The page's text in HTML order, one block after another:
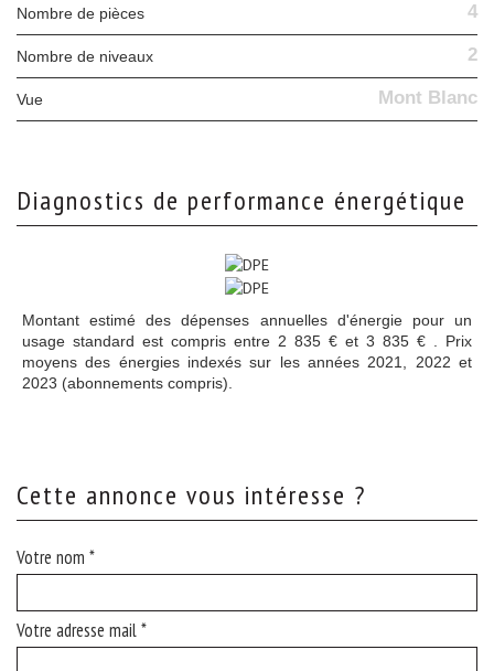
Nombre de pièces 4
Nombre de niveaux 2
Vue Mont Blanc
diagnostics de performance énergétique
Montant estimé des dépenses annuelles d'énergie pour un
usage standard est compris entre 2 835 € et 3 835 € . Prix
moyens des énergies indexés sur les années 2021, 2022 et
2023 (abonnements compris).
cette annonce vous intéresse ?
Votre nom *
Votre adresse mail *